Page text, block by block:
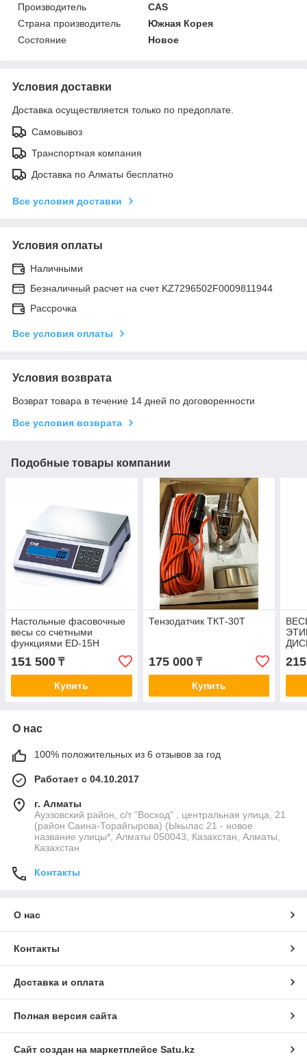
Производитель
CAS
Страна производитель
Южная Корея
Состояние
Новое
Условия доставки
Доставка осуществляется только по предоплате.
Самовывоз
Транспортная компания
Доставка по Алматы бесплатно
Все условия доставки
Условия оплаты
Наличными
Безналичный расчет на счет KZ7296502F0009811944
Рассрочка
Все условия оплаты
Условия возврата
Возврат товара в течение 14 дней по договоренности
Все условия возврата
Подобные товары компании
Настольные фасовочные
весы со счетными
функциями ED-15H
151 500 ₸
Купить
Тензодатчик ТКТ-30T
175 000₸
Купить
О нас
100% положительных из 6 отзывов за год
Работает с 04.10.2017
г. Алматы
Ауэзовский район, с/т "Восход" , центральная улица, 21
(район Саина-Торайгырова) (Ыкылас 21 - новое
название улицы*, Алматы 050043, Казахстан, Алматы,
Казахстан
Контакты
О нас
Контакты
Доставка и оплата
Полная версия сайта
Сайт создан на маркетплейсе Satu.kz